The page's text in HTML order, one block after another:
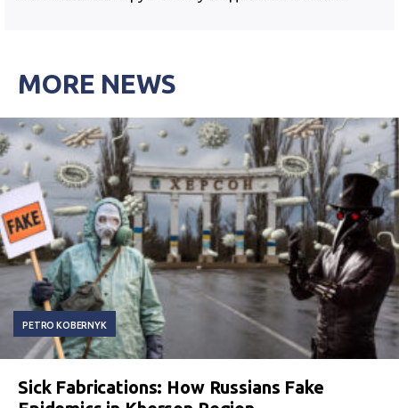
MORE NEWS
PETRO KOBERNYK
Sick Fabrications: How Russians Fake